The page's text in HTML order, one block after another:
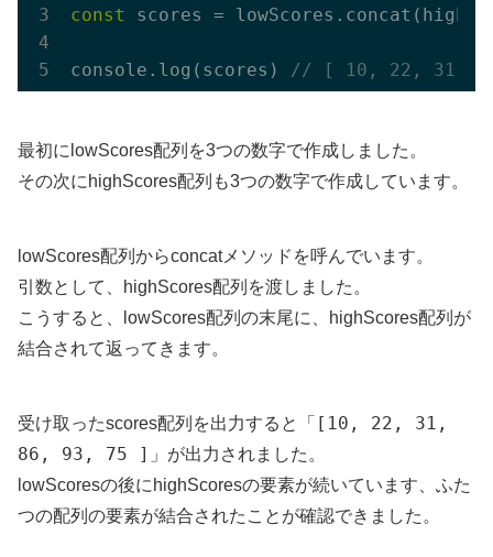
const
scores =
console.log(scores) // [ 10, 22, 31,
最初にlowScores配列を3つの数字で作成しました。
その次にhighScores配列も3つの数字で作成しています。
lowScores配列からconcatメソッドを呼んでいます。
引数として、highScores配列を渡しました。
こうすると、lowScores配列の末尾に、highScores配列が
結合されて返ってきます。
受け取ったscores配列を出力すると「 [10, 22, 31,
86, 93, 75 ] 」が出力されました。
lowScoresの後にhighScoresの要素が続いています、ふた
つの配列の要素が結合されたことが確認できました。